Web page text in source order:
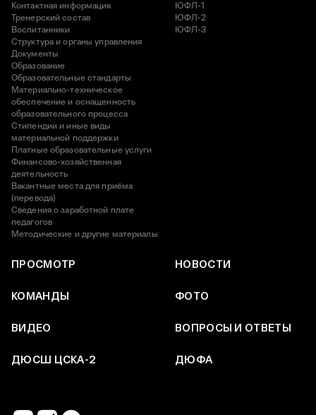
Контактная информация
Тренерский состав
Воспитанники
Структура и органы управления
Документы
Образование
Образовательные стандарты
Материально-техническое
обеспечение и оснащенность
образовательного процесса
Стипендии и иные виды
материальной поддержки
Платные образовательные услуги
Финансово-хозяйственная
деятельность
Вакантные места для приёма
(перевода)
Сведения о заработной плате
педагогов
Методические и другие материалы
ЮФЛ-1
ЮФЛ-2
ЮФЛ-3
ПРОСМОТР НОВОСТИ
КОМАНДЫ ФОТО
ВИДЕО ВОПРОСЫ И ОТВЕТЫ
ДЮСШ ЦСКА-2 ДЮФА